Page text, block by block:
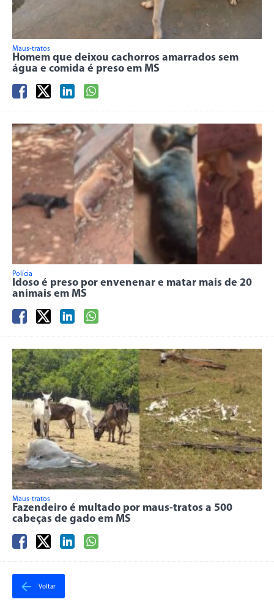
Maus-tratos
Homem que deixou cachorros amarrados sem
água e comida é preso em MS
Polícia
Idoso é preso por envenenar e matar mais de 20
animais em MS
Maus-tratos
Fazendeiro é multado por maus-tratos a 500
cabeças de gado em MS
Voltar